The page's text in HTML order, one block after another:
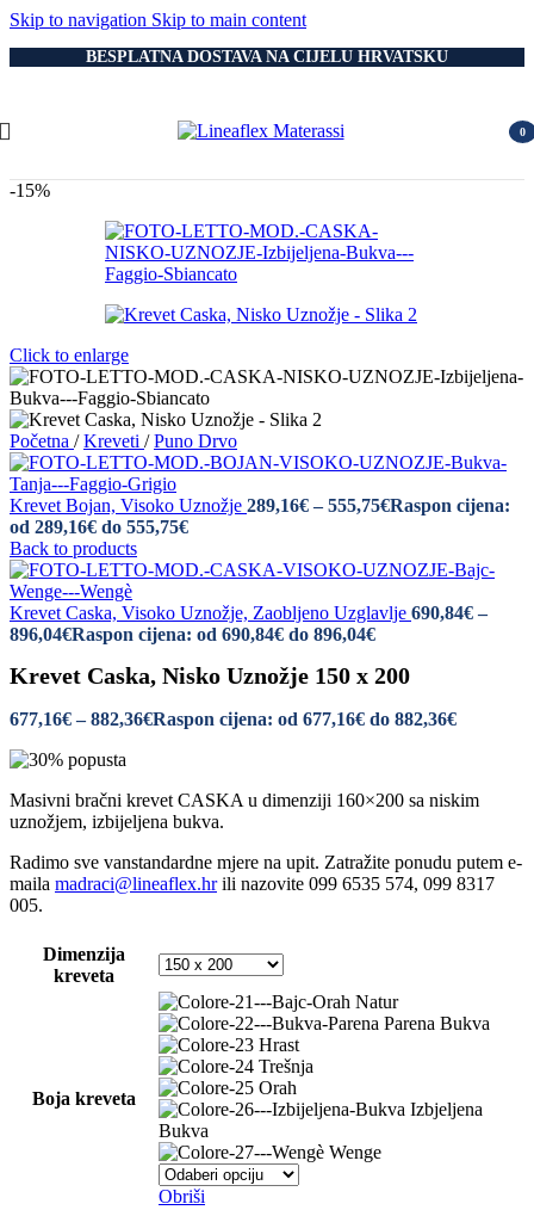
Skip to navigation Skip to main content
BESPLATNA DOSTAVA NA CIJELU HRVATSKU
0
-15%
Click to enlarge
Početna / Kreveti / Puno Drvo
Krevet Bojan, Visoko Uznožje 289,16€ – 555,75€Raspon cijena:
od 289,16€ do 555,75€
Back to products
Krevet Caska, Visoko Uznožje, Zaobljeno Uzglavlje 690,84€ –
896,04€Raspon cijena: od 690,84€ do 896,04€
Krevet Caska, Nisko Uznožje 150 x 200
677,16€ – 882,36€Raspon cijena: od 677,16€ do 882,36€
Masivni bračni krevet CASKA u dimenziji 160×200 sa niskim
uznožjem, izbijeljena bukva.
Radimo sve vanstandardne mjere na upit. Zatražite ponudu putem e-
maila madraci@lineaflex.hrili nazovite 099 6535 574, 099 8317
005.
Dimenzija
kreveta
Boja kreveta
Natur
Parena Bukva
Hrast
Trešnja
Orah
Izbjeljena
Bukva
Wenge
Obriši